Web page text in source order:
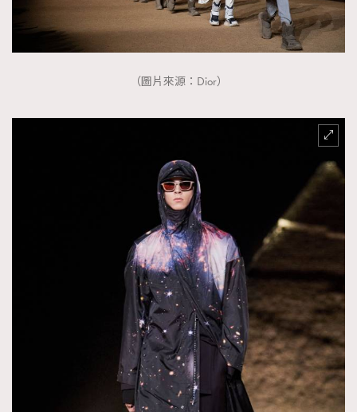
（圖片來源：Dior）